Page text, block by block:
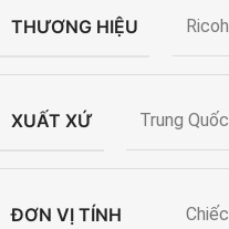
THƯƠNG HIỆU Ricoh
XUẤT XỨ Trung Quốc
ĐƠN VỊ TÍNH Chiếc